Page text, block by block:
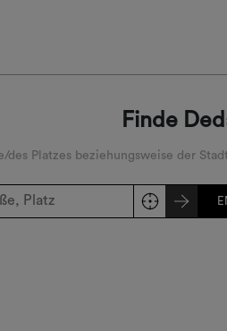
Finde
des Platzes beziehungsweise der